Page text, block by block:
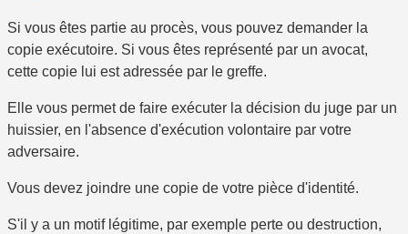
Si vous êtes partie au procès, vous pouvez demander la
copie exécutoire. Si vous êtes représenté par un avocat,
cette copie lui est adressée par le greffe.
Elle vous permet de faire exécuter la décision du juge par un
huissier, en l'absence d'exécution volontaire par votre
adversaire.
Vous devez joindre une copie de votre pièce d'identité.
S'il y a un motif légitime, par exemple perte ou destruction,